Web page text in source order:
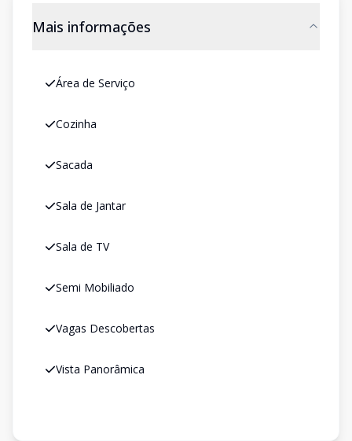
Mais informações
Área de Serviço
Cozinha
Sacada
Sala de Jantar
Sala de TV
Semi Mobiliado
Vagas Descobertas
Vista Panorâmica